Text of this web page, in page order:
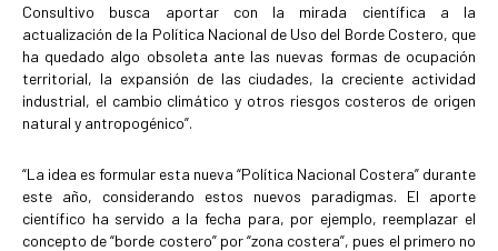
Consultivo busca aportar con la mirada científica a la
actualización de la Política Nacional de Uso del Borde Costero, que
ha quedado algo obsoleta ante las nuevas formas de ocupación
territorial, la expansión de las ciudades, la creciente actividad
industrial, el cambio climático y otros riesgos costeros de origen
natural y antropogénico”.
“La idea es formular esta nueva “Política Nacional Costera” durante
este año, considerando estos nuevos paradigmas. El aporte
científico ha servido a la fecha para, por ejemplo, reemplazar el
concepto de “borde costero” por “zona costera”, pues el primero no